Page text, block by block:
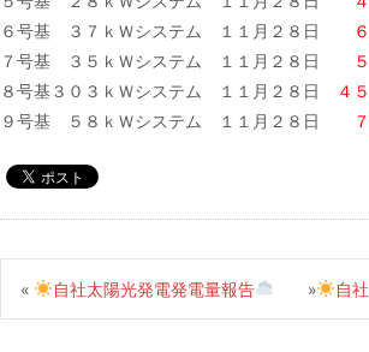
６号基 ３７ｋＷシステム １１月２８日
７号基 ３５ｋＷシステム １１月２８日
８号基３０３ｋＷシステム １１月２８日
４
９号基 ５８ｋＷシステム １１月２８日
« 自社太陽光発電発電量報告 自
»